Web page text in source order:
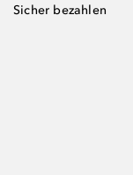
Sicher bezahlen